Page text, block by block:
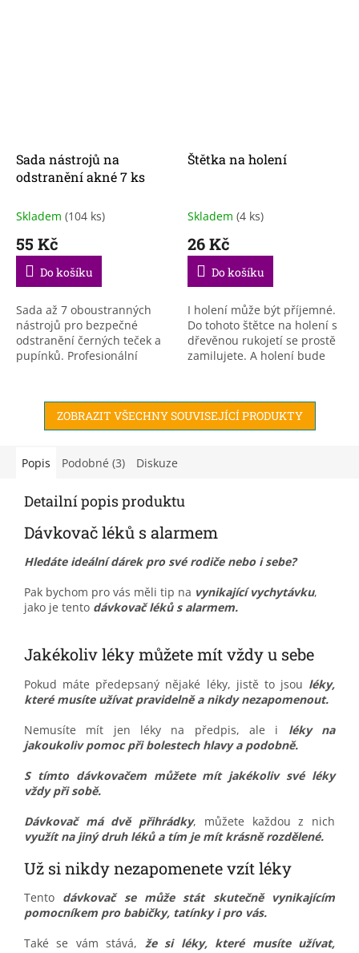
Sada nástrojů na
odstranění akné 7 ks
Skladem (104 ks)
55 Kč
Do košíku
Sada až 7 oboustranných
nástrojů pro bezpečné
odstranění černých teček a
pupínků. Profesionální
tečkami a jinými nečistotami
Štětka na holení
Skladem (4 ks)
26 Kč
Do košíku
I holení může být příjemné.
Do tohoto štětce na holení s
dřevěnou rukojetí se prostě
zamilujete. A holení bude
ZOBRAZIT VŠECHNY SOUVISEJÍCÍ PRODUKTY
Popis Podobné (3) Diskuze
Detailní popis produktu
Dávkovač léků s alarmem
Hledáte ideální dárek pro své rodiče nebo isebe?
Pak bychom pro vás měli tip na vynikající vychytávku,
jako je tento dávkovač léků s alarmem.
Jakékoliv léky můžete mít vždy u sebe
Pokud máte předepsaný nějaké léky, jistě to jsou léky,
které musíte užívat pravidelně a nikdy nezapomenout.
Nemusíte mít jen léky na předpis, ale i léky na
jakoukoliv pomoc při bolestech hlavy a podobně.
S tímto dávkovačem můžete mít jakékoliv své léky
vždy při sobě.
Dávkovač má dvě přihrádky, můžete každou z nich
využítna jiný druh léků a tím je mít krásně rozdělené.
Už si nikdy nezapomenete vzít léky
Tento dávkovač se může stát skutečně vynikajícím
pomocníkem pro babičky, tatínky i pro vás.
Také se vám stává, že si léky, které musíte užívat,